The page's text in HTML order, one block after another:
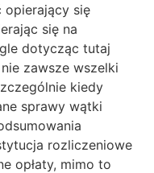
opierający się
się na
dotycząc tutaj
zawsze wszelki
kiedy
sprawy wątki
rozliczeniowe
opłaty, mimo to